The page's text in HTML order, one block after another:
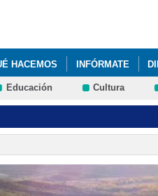
HACEMOS INFÓRMATE
Educación Cultura